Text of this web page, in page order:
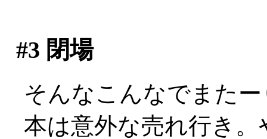
#3 閉場
そんなこんなでまた
本は意外な売れ行き